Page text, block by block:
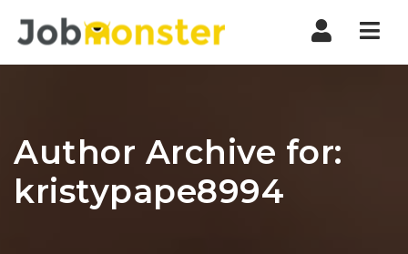
Author Archive for:
kristypape8994